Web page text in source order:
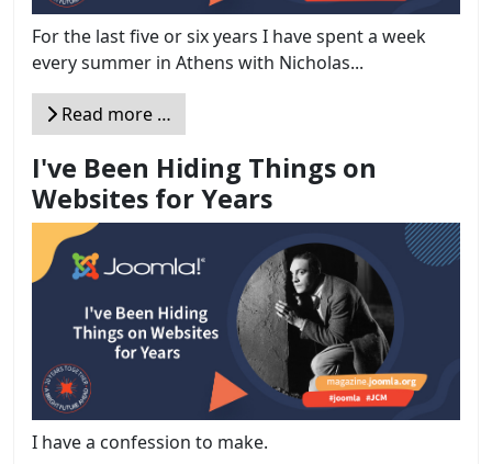
For the last five or six years I have spent a week
every summer in Athens with Nicholas...
Read more …
I've Been Hiding Things on
Websites for Years
I have a confession to make.